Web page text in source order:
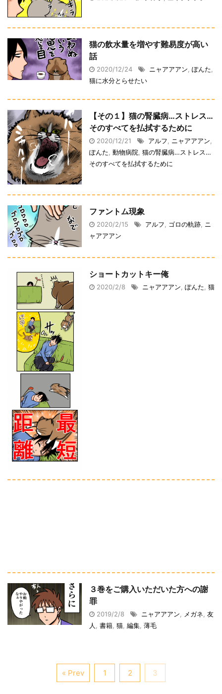
猫の飲水量を増やす難易度が高い
話
2020/12/24 ニャアアアン ぽんた
猫に水分とらせたい
【その１】猫の腎臓病…ストレス…
そのすべてを払拭するために
2020/12/21 アルフ ニャアアアン
ぽんた 動物病院 猫の腎臓病…ストレス…
そのすべてを払拭するために
ファントム現象
2020/2/15 アルフ ゴロの軌跡
ニ
ャアアアン
ショートカットキー俺
2020/2/8 ニャアアアン, ぽんた, 猫
３巻をご購入いただいた方への謝
罪
2019/2/8 ニャアアアン メガネ 友
人
書籍 猫 編集 薄毛
« Prev 1 2 3